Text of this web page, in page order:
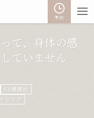
予約
て、身体の感
ていません
SS健康法
ヒラク